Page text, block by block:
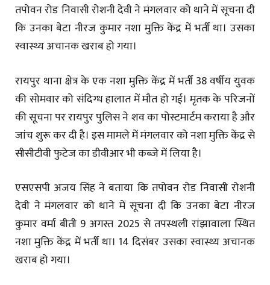
तपोवन रोड निवासी रोशनी देवी ने मंगलवार को थाने में सूचना दी
कि उनका बेटा नीरज कुमार नशा मुक्ति केंद्र में भर्ती था। उसका
स्वास्थ्य अचानक खराब हो गया।
रायपुर थाना क्षेत्र के एक नशा मुक्ति केंद्र में भर्ती 38 वर्षीय युवक
की सोमवार को संदिग्ध हालात में मौत हो गई। मृतक के परिजनों
की सूचना पर रायपुर पुलिस ने शव का पोस्टमार्टम कराया है और
जांच शुरू कर दी है। इस मामले में मंगलवार को नशा मुक्ति केंद्र से
सीसीटीवी फुटेज का डीवीआर भी कब्जे में लिया है।
एसएसपी अजय सिंह ने बताया कि तपोवन रोड निवासी रोशनी
देवी ने मंगलवार को थाने में सूचना दी कि उनका बेटा नीरज
कुमार वर्मा बीती 9 अगस्त 2025 से तपस्थली रांझावाला स्थित
नशा मुक्ति केंद्र में भर्ती था। 14 दिसंबर उसका स्वास्थ्य अचानक
खराब हो गया।